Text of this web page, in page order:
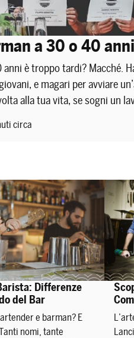
a 30 o 40
anni è troppo tardi? Macché.
e magari per avviare
alla tua vita, se sogni un
circa
Differenze
del Bar
e barman? E
nomi, tante